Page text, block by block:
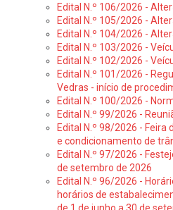
Edital N.º 106/2026 -
Edital N.º 105/2026 -
Edital N.º 104/2026 -
Edital N.º 103/2026 -
Edital N.º 102/2026 -
Edital N.º 101/2026 -
Vedras - início de
Edital N.º 100/2026 -
Edital N.º 99/2026 -
Edital N.º 98/2026 -
e condicionamento de
Edital N.º 97/2026 -
de setembro de 2026
Edital N.º 96/2026 -
horários de